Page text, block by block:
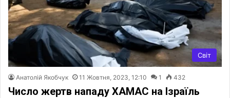
Світ
Анатолій Якобчук 11 Жовтня, 2023, 12:10 1 432
Число жертв нападу ХАМАС на Ізраїль